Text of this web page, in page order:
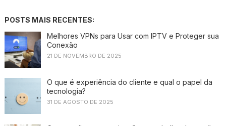
POSTS MAIS RECENTES:
Melhores VPNs para Usar com IPTV e Proteger sua
Conexão
21 DE NOVEMBRO DE 2025
O que é experiência do cliente e qual o papel da
tecnologia?
31 DE AGOSTO DE 2025